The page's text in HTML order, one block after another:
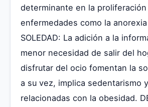
determinante en la proliferación
enfermedades como la
SOLEDAD: La adición a la
menor necesidad de salir del
disfrutar del ocio fomentan la
a su vez, implica sedentarismo
relacionadas con la obesidad.